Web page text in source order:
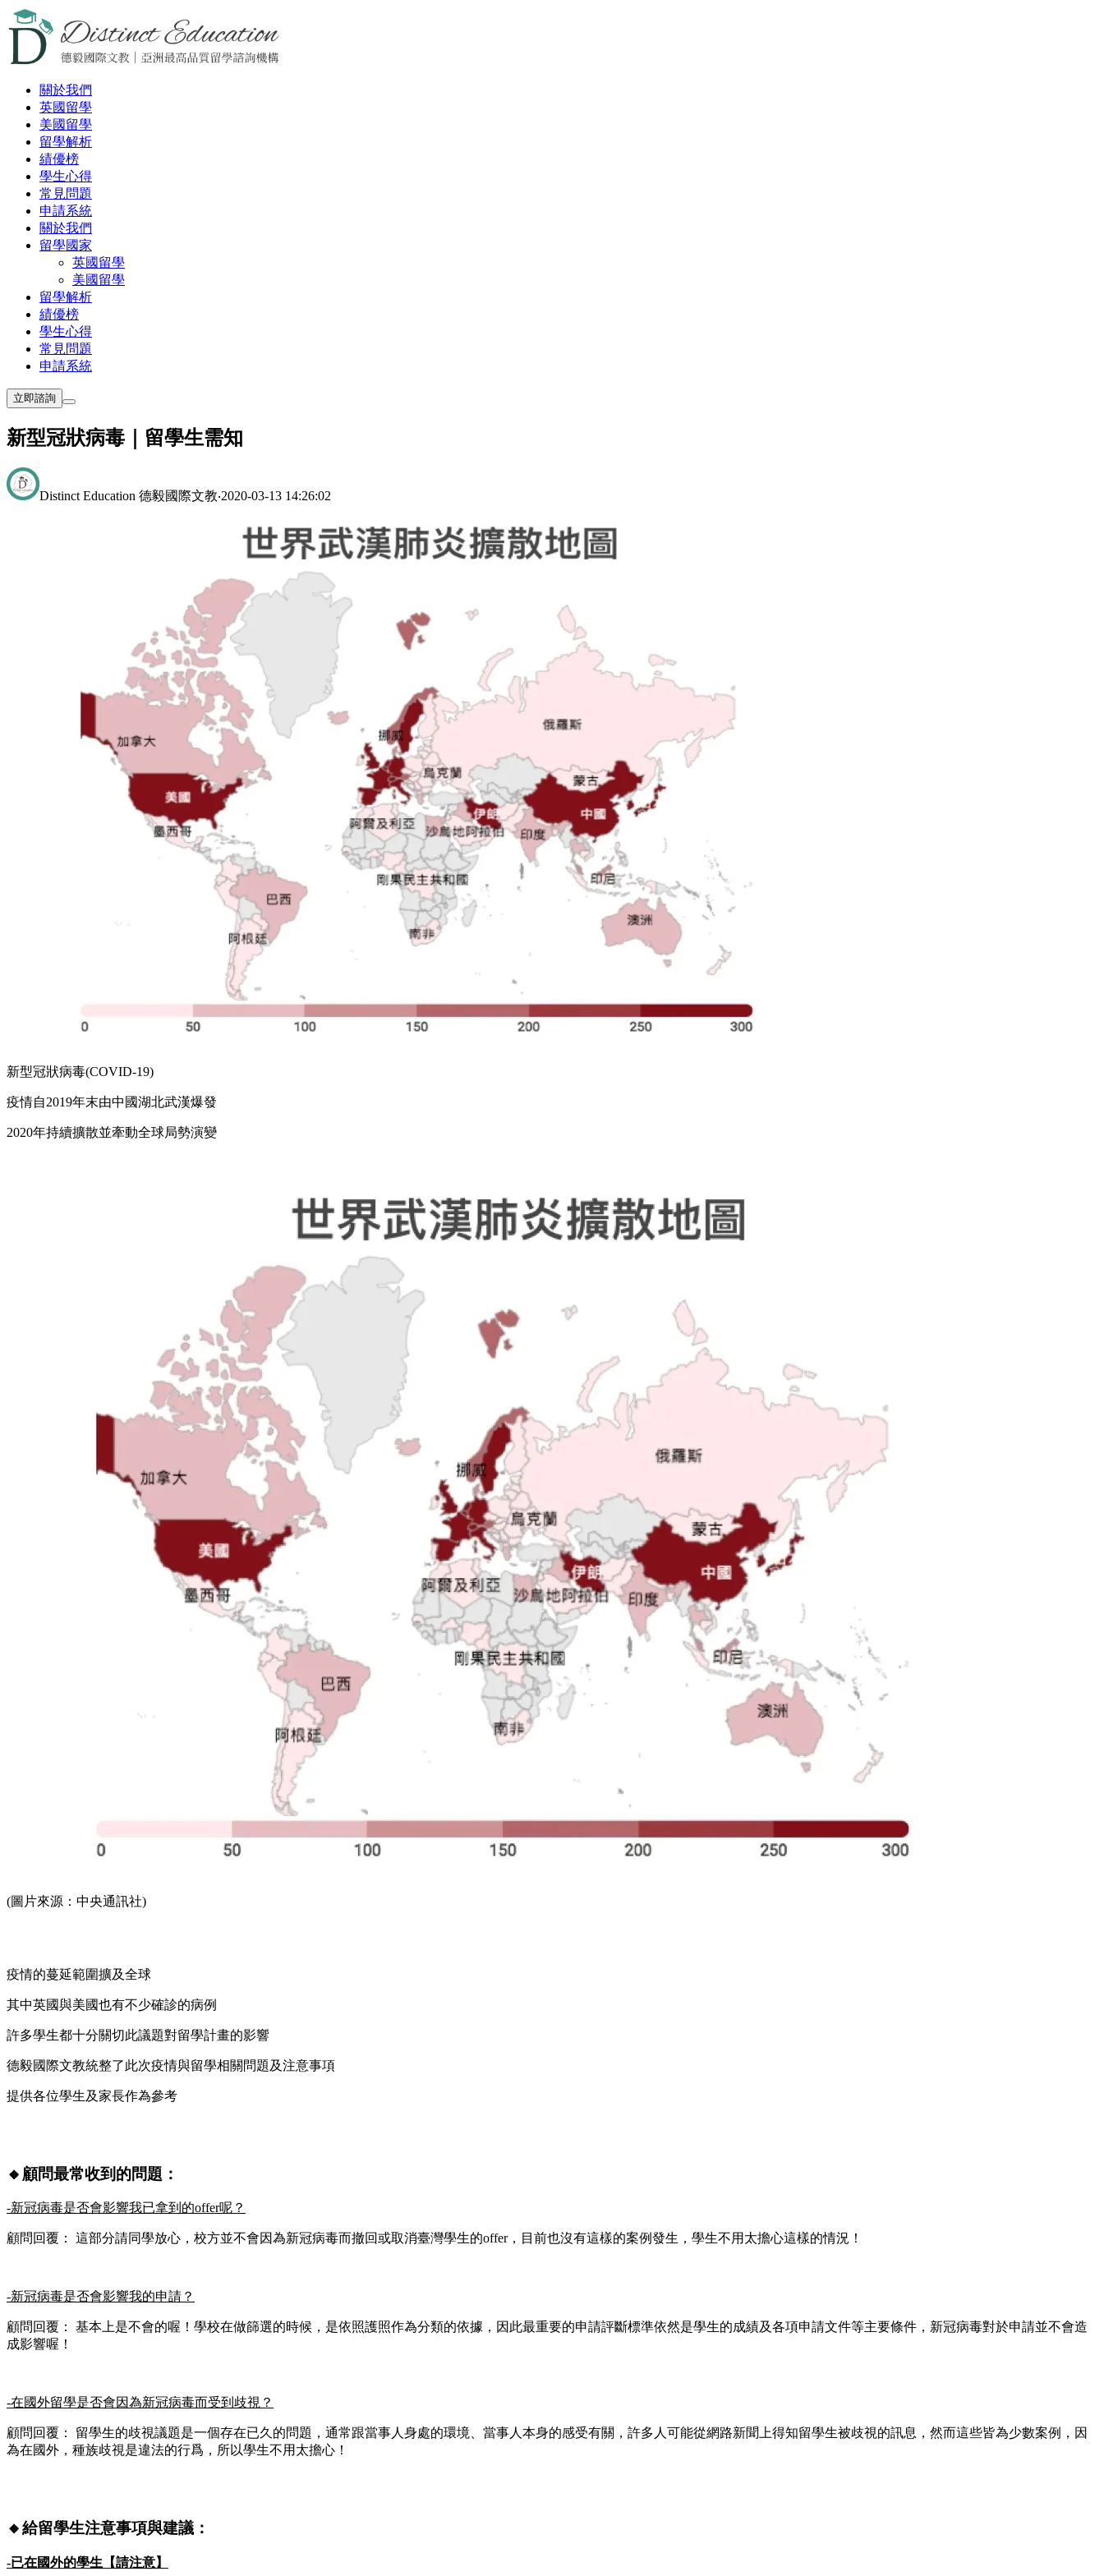
關於我們
英國留學
美國留學
留學解析
績優榜
學生心得
常見問題
申請系統
關於我們
留學國家
英國留學
美國留學
留學解析
績優榜
學生心得
常見問題
申請系統
立即諮詢
新型冠狀病毒｜留學生需知
Distinct Education 德毅國際文教‧2020-03-13 14:26:02
新型冠狀病毒(COVID-19)
疫情自2019年末由中國湖北武漢爆發
2020年持續擴散並牽動全球局勢演變
(圖片來源：中央通訊社)
疫情的蔓延範圍擴及全球
其中英國與美國也有不少確診的病例
許多學生都十分關切此議題對留學計畫的影響
德毅國際文教統整了此次疫情與留學相關問題及注意事項
提供各位學生及家長作為參考
🔸顧問最常收到的問題：
-新冠病毒是否會影響我已拿到的offer呢？
顧問回覆： 這部分請同學放心，校方並不會因為新冠病毒而撤回或取消臺灣學生的offer，目前也沒有這樣的案例發生，學生不用太擔心這樣的情況！
-新冠病毒是否會影響我的申請？
顧問回覆： 基本上是不會的喔！學校在做篩選的時候，是依照護照作為分類的依據，因此最重要的申請評斷標準依然是學生的成績及各項申請文件等主要條件，新冠病毒對於申請並不會造
成影響喔！
-在國外留學是否會因為新冠病毒而受到歧視？
顧問回覆： 留學生的歧視議題是一個存在已久的問題，通常跟當事人身處的環境、當事人本身的感受有關，許多人可能從網路新聞上得知留學生被歧視的訊息，然而這些皆為少數案例，因
為在國外，種族歧視是違法的行爲，所以學生不用太擔心！
🔸給留學生注意事項與建議：
-已在國外的學生【請注意】